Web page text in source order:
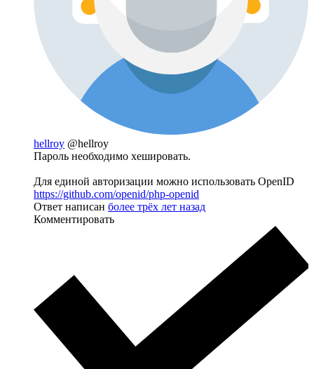
hellroy @hellroy
Пароль необходимо хешировать.
Для единой авторизации можно использовать OpenID
https://github.com/openid/php-openid
Ответ написан более трёх лет назад
Комментировать